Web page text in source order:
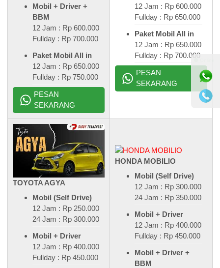
Mobil + Driver +
BBM
12 Jam : Rp 600.000
Fullday : Rp 700.000
Paket Mobil All in
12 Jam : Rp 650.000
Fullday : Rp 750.000
PESAN
SEKARANG
12 Jam : Rp 600.000
Fullday : Rp 650.000
Paket Mobil All in
12 Jam : Rp 650.000
Fullday : Rp 700.000
PESAN
SEKARANG
TOYOTA AGYA
Mobil (Self Drive)
12 Jam : Rp 250.000
24 Jam : Rp 300.000
Mobil + Driver
12 Jam : Rp 400.000
Fullday : Rp 450.000
HONDA MOBILIO
Mobil (Self Drive)
12 Jam : Rp 300.000
24 Jam : Rp 350.000
Mobil + Driver
12 Jam : Rp 400.000
Fullday : Rp 450.000
Mobil + Driver +
BBM